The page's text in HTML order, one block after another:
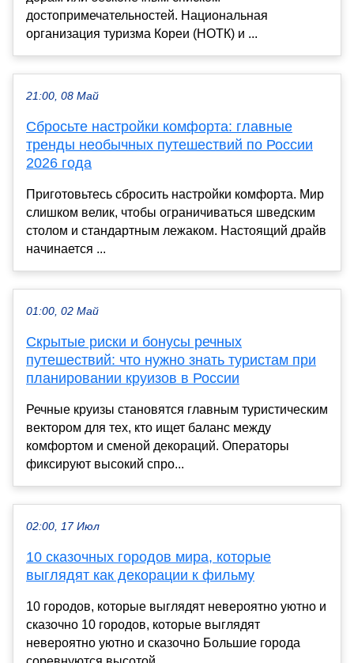
достопримечательностей. Национальная
организация туризма Кореи (НОТК) и ...
21:00, 08 Май
Сбросьте настройки комфорта: главные
тренды необычных путешествий по России
2026 года
Приготовьтесь сбросить настройки комфорта. Мир
слишком велик, чтобы ограничиваться шведским
столом и стандартным лежаком. Настоящий драйв
начинается ...
01:00, 02 Май
Скрытые риски и бонусы речных
путешествий: что нужно знать туристам при
планировании круизов в России
Речные круизы становятся главным туристическим
вектором для тех, кто ищет баланс между
комфортом и сменой декораций. Операторы
фиксируют высокий спро...
02:00, 17 Июл
10 сказочных городов мира, которые
выглядят как декорации к фильму
10 городов, которые выглядят невероятно уютно и
сказочно 10 городов, которые выглядят
невероятно уютно и сказочно Большие города